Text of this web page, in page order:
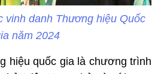
vinh danh Thương hiệu Quốc
năm 2024
hiệu quốc gia là chương trình